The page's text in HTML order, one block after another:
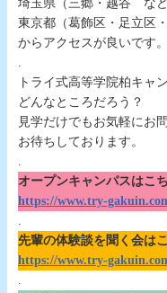
埼玉県（三郷・越谷 など
東京都（葛飾区・足立区
からアクセスが良いです。
.
トライ式高等学院柏キャ
どんなところだろう？
見学だけでもお気軽にお
お待ちしております。
.
オープンキャンパスはこ
https://www.try-
.
先輩の体験談を聞く会は
https://www.try-
.